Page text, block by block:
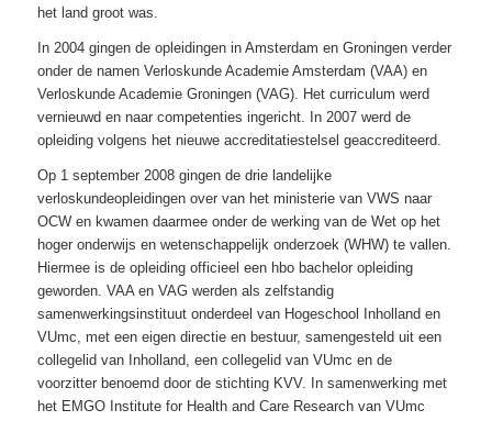
het land groot was.
In 2004 gingen de opleidingen in Amsterdam en Groningen verder
onder de namen Verloskunde Academie Amsterdam (VAA) en
Verloskunde Academie Groningen (VAG). Het curriculum werd
vernieuwd en naar competenties ingericht. In 2007 werd de
opleiding volgens het nieuwe accreditatiestelsel geaccrediteerd.
Op 1 september 2008 gingen de drie landelijke
verloskundeopleidingen over van het ministerie van VWS naar
OCW en kwamen daarmee onder de werking van de Wet op het
hoger onderwijs en wetenschappelijk onderzoek (WHW) te vallen.
Hiermee is de opleiding officieel een hbo bachelor opleiding
geworden. VAA en VAG werden als zelfstandig
samenwerkingsinstituut onderdeel van Hogeschool Inholland en
VUmc, met een eigen directie en bestuur, samengesteld uit een
collegelid van Inholland, een collegelid van VUmc en de
voorzitter benoemd door de stichting KVV. In samenwerking met
het EMGO Institute for Health and Care Research van VUmc